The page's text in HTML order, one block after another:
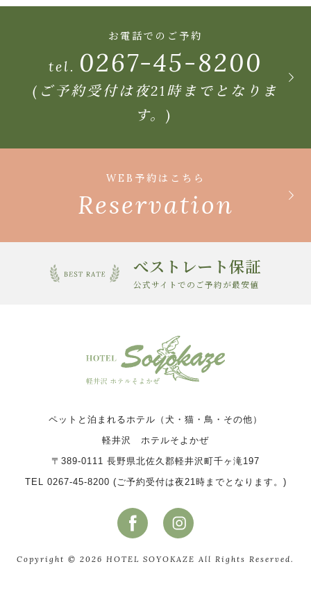
お電話でのご予約
tel. 0267-45-8200
(ご予約受付は夜21時までとなりま
す。)
WEB予約はこちら
Reservation
べストレート保証
公式サイトでのご予約が最安値
ペットと泊まれるホテル（犬・猫・鳥・その他）
軽井沢 ホテルそよかぜ
〒389-0111 長野県北佐久郡軽井沢町千ヶ滝197
TEL 0267-45-8200 (ご予約受付は夜21時までとなります。)
Copyright © 2026 HOTEL SOYOKAZE All Rights Reserved.